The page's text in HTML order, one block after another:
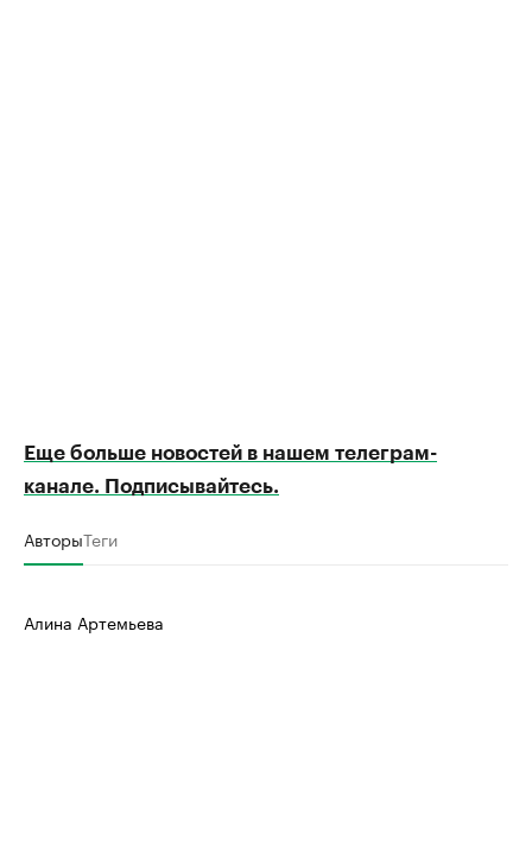
Еще больше новостей в нашем телеграм-
канале. Подписывайтесь.
АвторыТеги
Алина Артемьева